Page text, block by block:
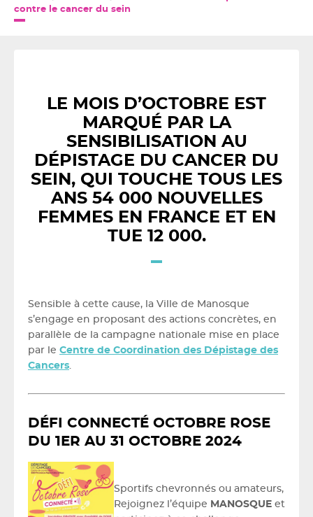
contre le cancer du sein
LE MOIS D’OCTOBRE EST
MARQUÉ PAR LA
SENSIBILISATION AU
DÉPISTAGE DU CANCER DU
SEIN, QUI TOUCHE TOUS LES
ANS 54 000 NOUVELLES
FEMMES EN FRANCE ET EN
TUE 12 000.
Sensible à cette cause, la Ville de Manosque
s’engage en proposant des actions concrètes, en
parallèle de la campagne nationale mise en place
par le Centre de Coordination des Dépistage des
Cancers.
DÉFI CONNECTÉ OCTOBRE ROSE
DU 1ER AU 31 OCTOBRE 2024
Sportifs chevronnés ou amateurs,
Rejoignez l’équipe MANOSQUE et